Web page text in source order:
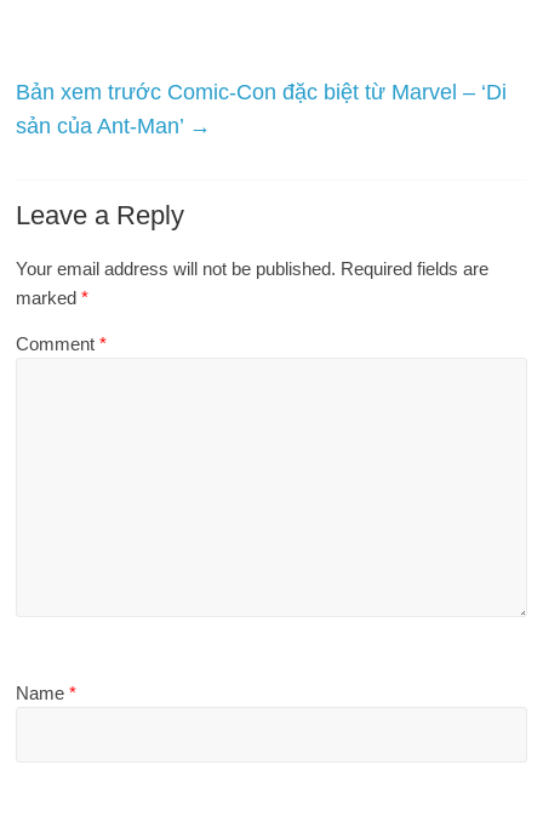
Bản xem trước Comic-Con đặc biệt từ Marvel – ‘Di
sản của Ant-Man’ →
Leave a Reply
Your email address will not be published. Required fields are
marked*
Comment*
Name*